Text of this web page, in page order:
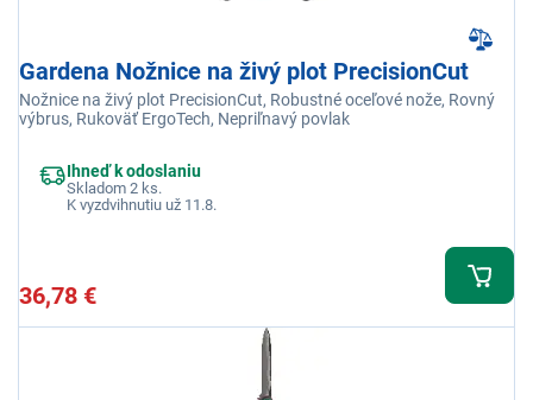
Gardena Nožnice na živý plot PrecisionCut
Nožnice na živý plot PrecisionCut, Robustné oceľové nože, Rovný
výbrus, Rukoväť ErgoTech, Nepriľnavý povlak
Ihneď k odoslaniu
Skladom 2 ks.
K vyzdvihnutiu už 11.8.
36,78 €